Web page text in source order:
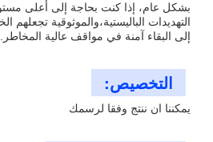
بشكل عام، إذا كنت بحاجة إلى أعلى
التهديدات الباليستية،والموثوقية
إلى البقاء آمنة في مواقف عالية المخاطر.
التخصيص:
يمكننا ان ننتج وفقا لرسمك